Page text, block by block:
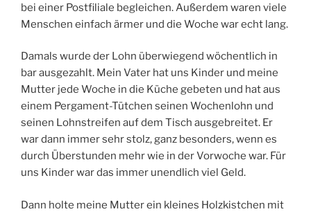
bei einer Postfiliale begleichen. Außerdem waren viele
Menschen einfach ärmer und die Woche war echt lang.
Damals wurde der Lohn überwiegend wöchentlich in
bar ausgezahlt. Mein Vater hat uns Kinder und meine
Mutter jede Woche in die Küche gebeten und hat aus
einem Pergament-Tütchen seinen Wochenlohn und
seinen Lohnstreifen auf dem Tisch ausgebreitet. Er
war dann immer sehr stolz, ganz besonders, wenn es
durch Überstunden mehr wie in der Vorwoche war. Für
uns Kinder war das immer unendlich viel Geld.
Dann holte meine Mutter ein kleines Holzkistchen mit